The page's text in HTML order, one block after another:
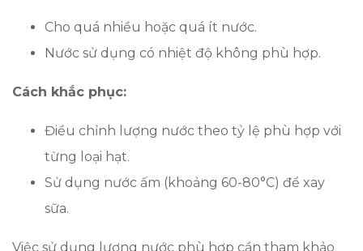
Cho quá nhiều hoặc quá ít nước.
Nước sử dụng có nhiệt độ không phù hợp.
Cách khắc phục:
Điều chỉnh lượng nước theo tỷ lệ phù hợp với
từng loại hạt.
Sử dụng nước ấm (khoảng 60-80°C) để xay
sữa.
Việc sử dụng lượng nước phù hợp cần tham khảo